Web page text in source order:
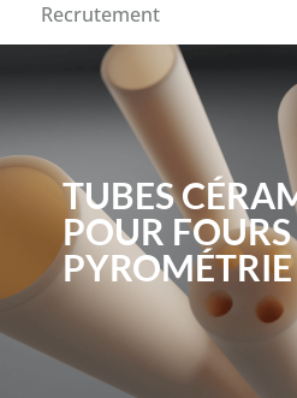
Recrutement
TUBES
POUR FOURS
PYROMÉTRIE